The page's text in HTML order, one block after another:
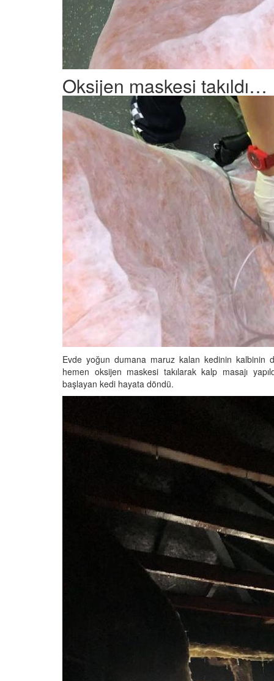
Oksijen maskesi takıldı…
Evde yoğun dumana maruz kalan kedinin kalbinin
hemen oksijen maskesi takılarak kalp masajı
başlayan kedi hayata döndü.